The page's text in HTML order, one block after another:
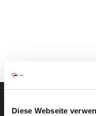
Diese Webseite